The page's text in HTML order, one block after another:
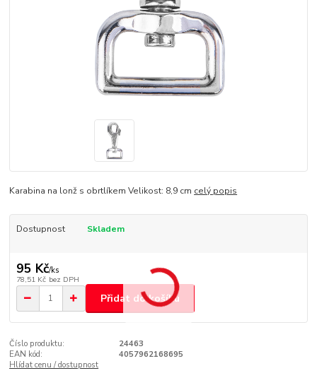
Karabina na lonž s obrtlíkem Velikost: 8,9 cm celý popis
Dostupnost Skladem
95 Kč/ks
78,51 Kč bez DPH
Přidat do košíku
Číslo produktu:
24463
EAN kód:
4057962168695
Hlídat cenu / dostupnost